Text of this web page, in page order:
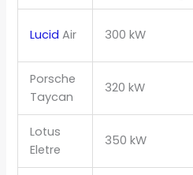
Lucid Air 300 kW
Porsche
Taycan
320 kW
Lotus
Eletre
350 kW